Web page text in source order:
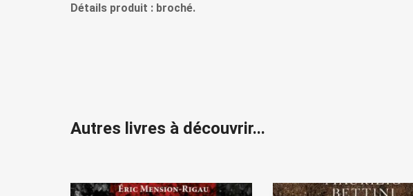
Détails produit : broché.
Autres livres à découvrir...